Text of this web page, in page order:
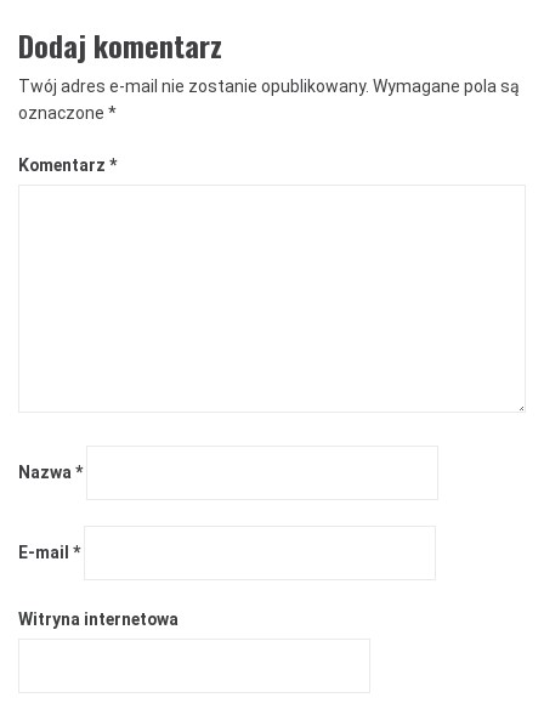
Dodaj komentarz
Twój adres e-mail nie zostanie opublikowany. Wymagane pola są
oznaczone *
Komentarz *
Nazwa*
E-mail *
Witryna internetowa